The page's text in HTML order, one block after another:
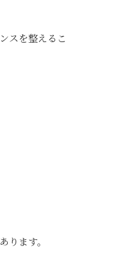
スを整えるこ
ます。